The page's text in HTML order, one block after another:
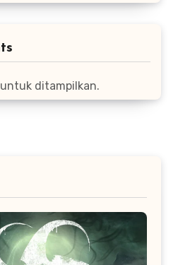
ditampilkan.